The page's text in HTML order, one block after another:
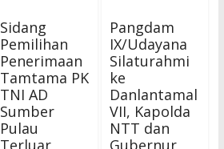
Sidang
Pemilihan
Penerimaan
Tamtama PK
TNI AD
Sumber
Pulau
Terluar
Pangdam
IX/Udayana
Silaturahmi
ke
Danlantamal
VII, Kapolda
NTT dan
Gubernur